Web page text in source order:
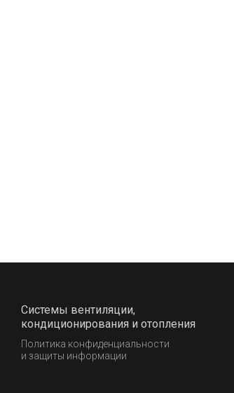
Системы вентиляции,
кондиционирования и отопления
Политика конфиденциальности
и защиты информации